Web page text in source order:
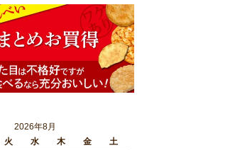
2026年8月
火 水 木 金
土